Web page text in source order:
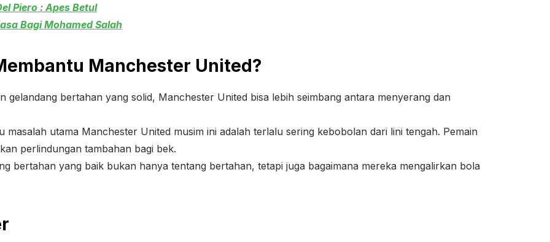
Piero : Apes Betul
Bagi Mohamed Salah
Manchester United?
gelandang bertahan yang solid, Manchester United bisa lebih seimbang antara menyerang dan
masalah utama Manchester United musim ini adalah terlalu sering kebobolan dari lini tengah. Pemain
perlindungan tambahan bagi bek.
bertahan yang baik bukan hanya tentang bertahan, tetapi juga bagaimana mereka mengalirkan bola